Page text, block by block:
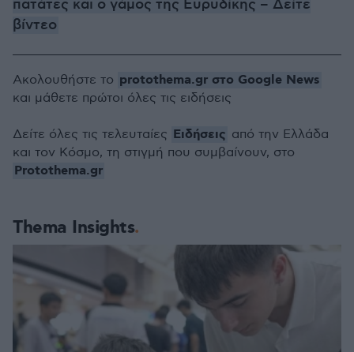
πατάτες και ο γάμος της Ευρυδίκης – Δείτε
βίντεο
Thema Insights
Ακολουθήστε το protothema.gr στο Google News
και μάθετε πρώτοι όλες τις ειδήσεις
Δείτε όλες τις τελευταίες Ειδήσεις από την Ελλάδα
και τον Κόσμο, τη στιγμή που συμβαίνουν, στο
Protothema.gr